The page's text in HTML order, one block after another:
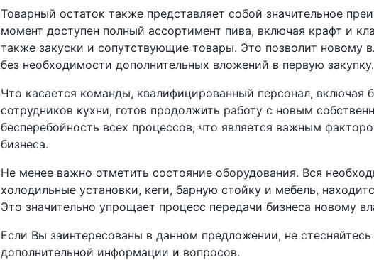
Товарный остаток также представляет собой значительное
момент доступен полный ассортимент пива, включая крафт и
также закуски и сопутствующие товары. Это позволит новому
без необходимости дополнительных вложений в первую закупку.
Что касается команды, квалифицированный персонал, включая
сотрудников кухни, готов продолжить работу с новым
бесперебойность всех процессов, что является важным
бизнеса.
Не менее важно отметить состояние оборудования. Вся
холодильные установки, кеги, барную стойку и мебель,
Это значительно упрощает процесс передачи бизнеса новому
Если Вы заинтересованы в данном предложении, не стесняйтесь
дополнительной информации и вопросов.